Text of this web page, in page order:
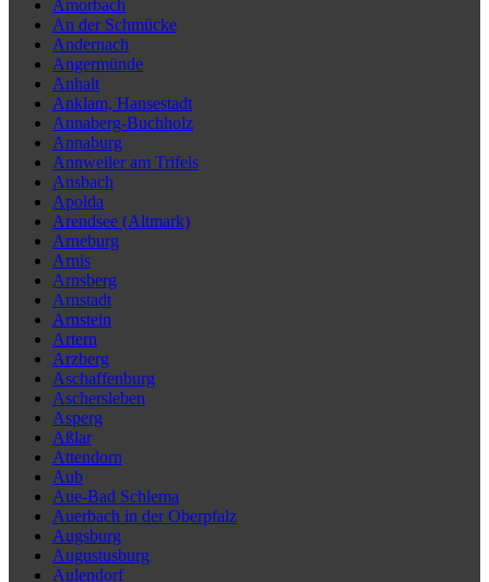
Amorbach
An der Schmücke
Andernach
Angermünde
Anhalt
Anklam, Hansestadt
Annaberg-Buchholz
Annaburg
Annweiler am Trifels
Ansbach
Apolda
Arendsee (Altmark)
Arneburg
Arnis
Arnsberg
Arnstadt
Arnstein
Artern
Arzberg
Aschaffenburg
Aschersleben
Asperg
Aßlar
Attendorn
Aub
Aue-Bad Schlema
Auerbach in der Oberpfalz
Augsburg
Augustusburg
Aulendorf